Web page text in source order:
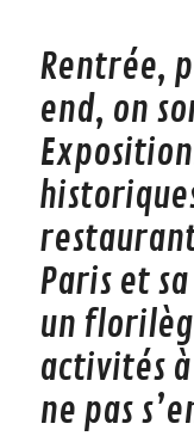
Rentrée,
end, on
Paris et
un
activités
ne pas